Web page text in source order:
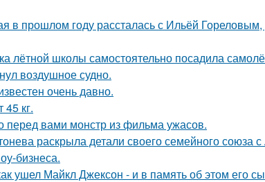
в прошлом году рассталась с Ильёй
лётной школы самостоятельно посадила
воздушное судно.
очень давно.
кг.
перед вами монстр из фильма ужасов.
раскрыла детали своего семейного союза
бизнеса.
ушел Майкл Джексон - и в память об этом его